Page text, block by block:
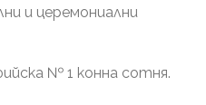
и церемониални
№ 1 конна сотня.